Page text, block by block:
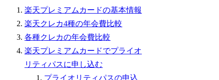
楽天プレミアムカードの基本情報
楽天クレカ4種の年会費比較
各種クレカの年会費比較
楽天プレミアムカードでプライオ
リティパスに申し込む
プライオリティパスの申込